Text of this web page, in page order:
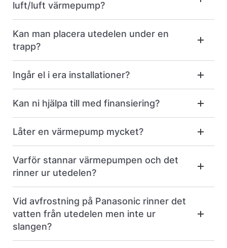
luft/luft värmepump?
Kan man placera utedelen under en
trapp?
Ingår el i era installationer?
Kan ni hjälpa till med finansiering?
Låter en värmepump mycket?
Varför stannar värmepumpen och det
rinner ur utedelen?
Vid avfrostning på Panasonic rinner det
vatten från utedelen men inte ur
slangen?